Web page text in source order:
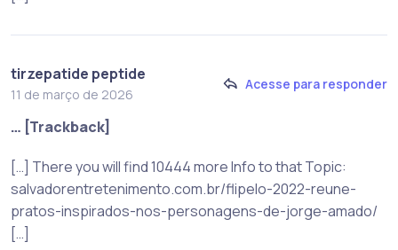
tirzepatide peptide
11 de março de 2026
Acesse para responder
… [Trackback]
[…] There you will find 10444 more Info to that Topic:
salvadorentretenimento.com.br/flipelo-2022-reune-
pratos-inspirados-nos-personagens-de-jorge-amado/
[…]